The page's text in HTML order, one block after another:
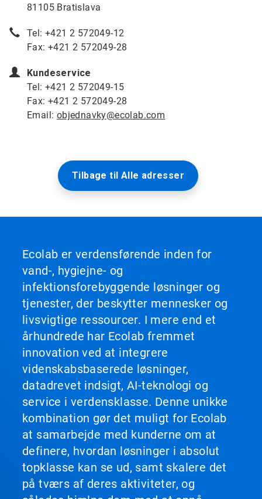
81105 Bratislava
Tel: +421 2 572049-12
Fax: +421 2 572049-28
Kundeservice
Tel: +421 2 572049-15
Fax: +421 2 572049-28
Email: objednavky@ecolab.com
Tilbage til Alle adresser
Ecolab er verdensførende inden for
vand-, hygiejne- og
infektionsforebyggende løsninger og
tjenester, der beskytter mennesker og
livsvigtige ressourcer. I mere end et
århundrede har Ecolab fremmet
innovation ved at integrere
videnskabsbaserede løsninger,
datadrevet indsigt, AI-teknologi og
service i verdensklasse. Denne unikke
kombination gør det muligt for Ecolab
at samarbejde med kunderne om at
definere, hvordan løsninger i absolut
topklasse kan se ud, samt skalere det
på tværs af deres aktiviteter, og